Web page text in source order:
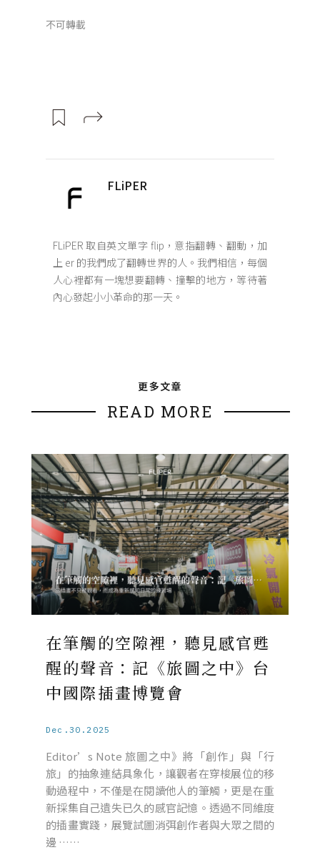
不可轉載
FLiPER
FLiPER 取自英文單字 flip，意指翻轉、翻動，加
上 er 的我們成了翻轉世界的人。我們相信，每個
人心裡都有一塊想要翻轉、撞擊的地方，等待著
內心發起小小革命的那一天。
更多文章
READ MORE
在筆觸的空隙裡，聽見感官甦
醒的聲音：記《旅圖之中》台
中國際插畫博覽會
Dec.30.2025
Editor’s Note 旅圖之中》將「創作」與「行
旅」的抽象連結具象化，讓觀者在穿梭展位的移
動過程中，不僅是在閱讀他人的筆觸，更是在重
新採集自己遺失已久的感官記憶。透過不同維度
的插畫實踐，展覽試圖消弭創作者與大眾之間的
邊 ……